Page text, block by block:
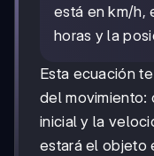
está en km/h,
horas y la
Esta ecuación
del movimiento:
inicial y la
estará el objeto